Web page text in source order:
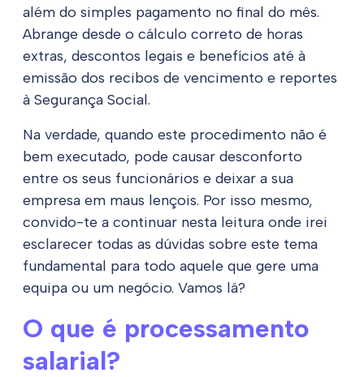
além do simples pagamento no final do mês.
Abrange desde o cálculo correto de horas
extras, descontos legais e benefícios até à
emissão dos recibos de vencimento e reportes
à Segurança Social.
Na verdade, quando este procedimento não é
bem executado, pode causar desconforto
entre os seus funcionários e deixar a sua
empresa em maus lençois. Por isso mesmo,
convido-te a continuar nesta leitura onde irei
esclarecer todas as dúvidas sobre este tema
fundamental para todo aquele que gere uma
equipa ou um negócio. Vamos lá?
O que é processamento
salarial?